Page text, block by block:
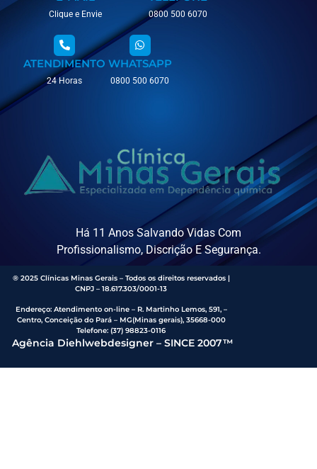
Clique e Envie 0800 500 6070
ATENDIMENTO
24 Horas
WHATSAPP
0800 500 6070
Há 11 Anos Salvando Vidas Com
Profissionalismo, Discrição E Segurança.
® 2025 Clínicas Minas Gerais – Todos os direitos reservados |
CNPJ – 18.617.303/0001-13
Endereço: Atendimento on-line – R. Martinho Lemos, 591, –
Centro, Conceição do Pará – MG(Minas gerais), 35668-000
Telefone:(37) 98823-0116
Agência Diehlwebdesigner – SINCE 2007™